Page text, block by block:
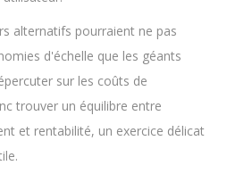
alternatifs pourraient ne pas
d'échelle que les géants
sur les coûts de
trouver un équilibre entre
et rentabilité, un exercice délicat